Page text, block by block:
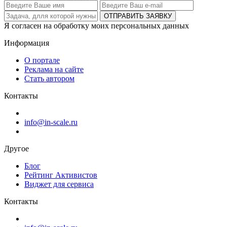
ОТПРАВИТЬ ЗАЯВКУ
Я согласен на обработку моих персональных данных
Информация
О портале
Реклама на сайте
Стать автором
Контакты
info@in-scale.ru
Другое
Блог
Рейтинг Активистов
Виджет для сервиса
Контакты